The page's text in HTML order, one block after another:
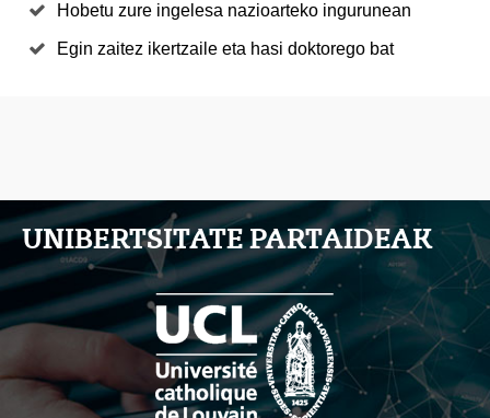
Hobetu zure ingelesa nazioarteko ingurunean
Egin zaitez ikertzaile eta hasi doktorego bat
UNIBERTSITATE PARTAIDEAK